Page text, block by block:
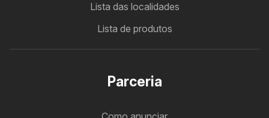
Lista das localidades
Lista de produtos
Parceria